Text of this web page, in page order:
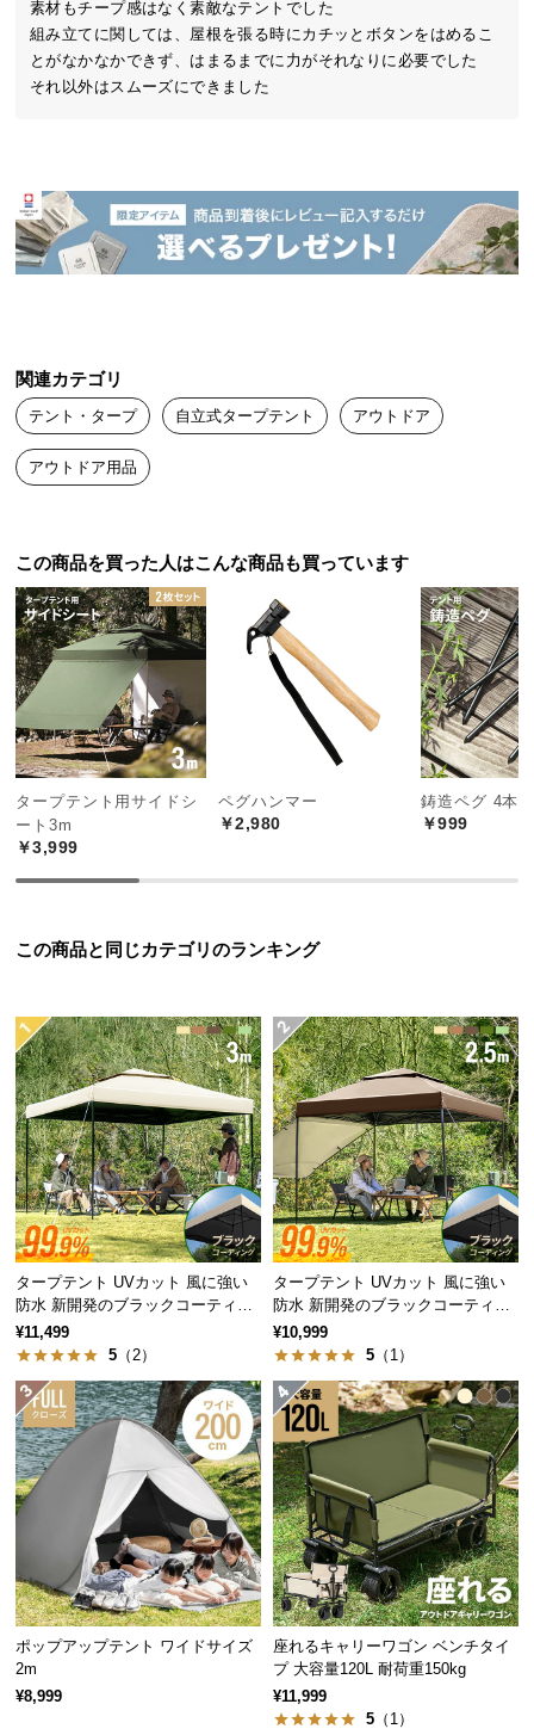
中
型
商
品
に
つ
い
型
商
品
の
配
つ
い
て
開
設
置
サ
ー
ビ
い
搬
入
経
路
に
つ
い
て
返
品・
キ
ャ
ン
セ
ル
に
保
証
つ
素材もチープ感はなく素敵なテントでした
組み立てに関しては、屋根を張る時にカチッとボタンをはめるこ
とがなかなかできず、はまるまでに力がそれなりに必要でした
それ以外はスムーズにできました
関連カテゴリ
テント・タープ 自立式タープテント アウトドア
アウトドア用品
この商品を買った人はこんな商品も買っています
タープテント用サイドシ
ート3m
￥3,999
ペグハンマー
￥2,980
鋳造ペグ 4本
￥999
この商品と同じカテゴリのランキング
タープテント UVカット 風に強い
防水 新開発のブラックコーティン
グタイプ 3m
¥11,499
5 （2）
タープテント UVカット 風に強い
防水 新開発のブラックコーティン
グタイプ 2.5m
¥10,999
5 （1）
ポップアップテント ワイドサイズ
2m
¥8,999
座れるキャリーワゴン ベンチタイ
プ 大容量120L 耐荷重150kg
¥11,999
5 （1）